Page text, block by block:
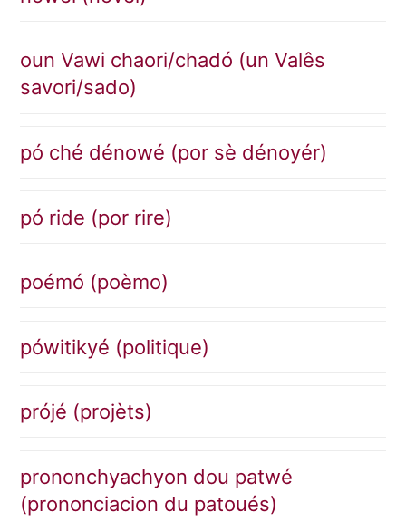
oun Vawi chaori/chadó (un Valês
savori/sado)
pó ché dénowé (por sè dénoyér)
pó ride (por rire)
poémó (poèmo)
pówitikyé (politique)
prójé (projèts)
prononchyachyon dou patwé
(prononciacion du patoués)